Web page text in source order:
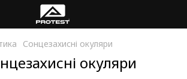
Сонцезахисні окуляри
окуляри